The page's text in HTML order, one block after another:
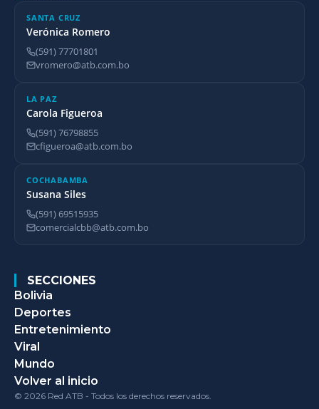
SANTA CRUZ
Verónica Romero
(591) 77701801
vromero@atb.com.bo
LA PAZ
Carola Figueroa
(591) 76798855
cfigueroa@atb.com.bo
COCHABAMBA
Susana Siles
(591) 69515935
comercialcbb@atb.com.bo
SECCIONES
Bolivia
Deportes
Entretenimiento
Viral
Mundo
Volver al inicio
© 2026 Red ATB - Todos los derechos reservados.